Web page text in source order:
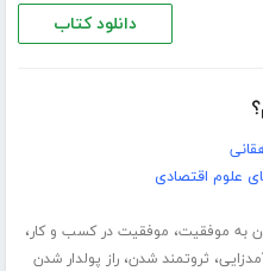
دانلود کتاب
علوم اقتصادی
به موفقیت، موفقیت در کسب و کار،
، ثروتمند شدن،راز پولدار شدن